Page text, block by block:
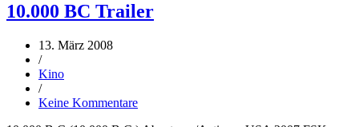
10.000 BC Trailer
13. März 2008
/
Kino
/
Keine Kommentare